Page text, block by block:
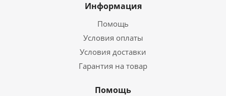
Информация
Помощь
Условия оплаты
Условия доставки
Гарантия на товар
Помощь